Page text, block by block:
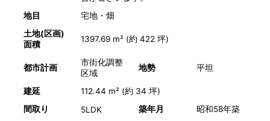
地目
宅地・畑
土地(区画)
面積
1397.69 m² (約 422 坪)
都市計画
市街化調整
区域
地勢 平坦
建延
112.44 m² (約 34 坪)
間取り
5LDK 築年月 昭和58年築